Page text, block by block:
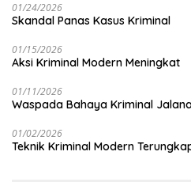
01/24/2026
Skandal Panas Kasus Kriminal
01/15/2026
Aksi Kriminal Modern Meningkat
01/11/2026
Waspada Bahaya Kriminal
01/02/2026
Teknik Kriminal Modern